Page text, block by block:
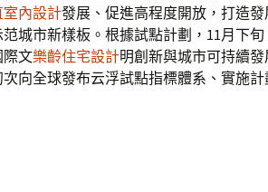
室內設計發展、促進高程度開放，打造發
城市新樣板。根據試點計劃，11月下
際文樂齡住宅設計明創新與城市可持續
向全球發布云浮試點指標體系、實施